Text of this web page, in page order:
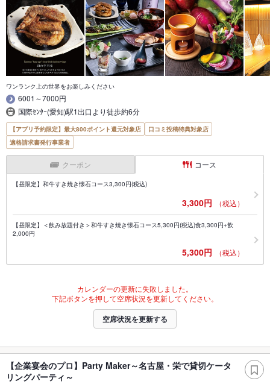
ワンランク上の世界をお楽しみください
6001～7000円
国際ｾﾝﾀｰ(愛知)駅1出口より徒歩約6分
【アプリ予約限定】最大800ポイント還元対象店
口コミ投稿特典対象店
適格請求書発行事業者
クーポン コース
【昼限定】和牛すき焼き懐石コース3,300円(税込)
3,300円 （税込）
【昼限定】＜飲み放題付き＞和牛すき焼き懐石コース5,300円(税込)食3,300円+飲
2,000円
5,300円 （税込）
カレンダーの更新に失敗しました。
下記ボタンを押して空席状況を更新してください。
空席状況を更新する
【企業宴会のプロ】Party Maker～名古屋・栄で貸切ケータ
リングパーティ～